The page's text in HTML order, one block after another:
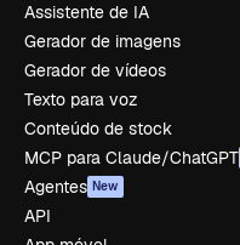
Assistente de IA
Gerador de imagens
Gerador de vídeos
Texto para voz
Conteúdo de stock
MCP para Claude/ChatGPT
Agentes New
API